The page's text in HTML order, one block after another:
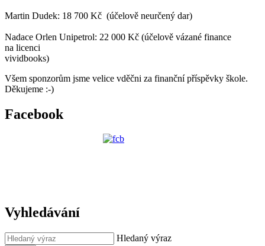
Martin Dudek: 18 700 Kč (účelově neurčený dar)
Nadace Orlen Unipetrol: 22 000 Kč (účelově vázané finance
na licenci
vividbooks)
Všem sponzorům jsme velice vděčni za finanční příspěvky škole.
Děkujeme :-)
Facebook
Vyhledávání
Hledaný výraz